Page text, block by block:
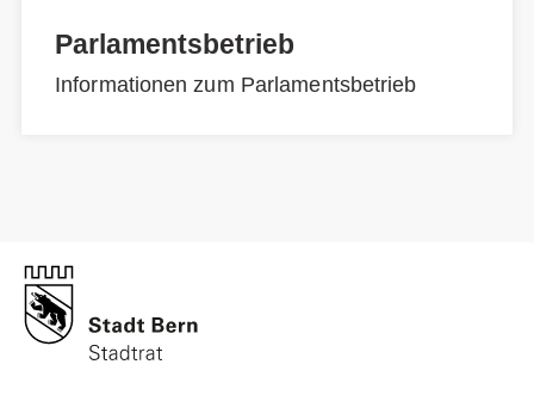
Parlamentsbetrieb
Informationen zum Parlamentsbetrieb